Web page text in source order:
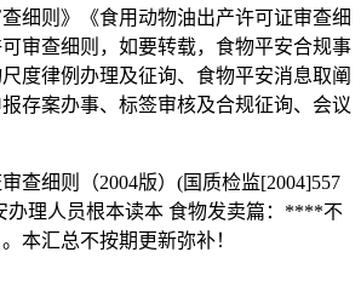
查细则》《食用动物油出产许可证审查细
审查细则，如要转载，食物平安合规事
度律例办理及征询、食物平安消息取阐
存案办事、标签审核及合规征询、会议
细则（2004版）(国质检监[2004]557
办理人员根本读本 食物发卖篇：****不
本汇总不按期更新弥补！